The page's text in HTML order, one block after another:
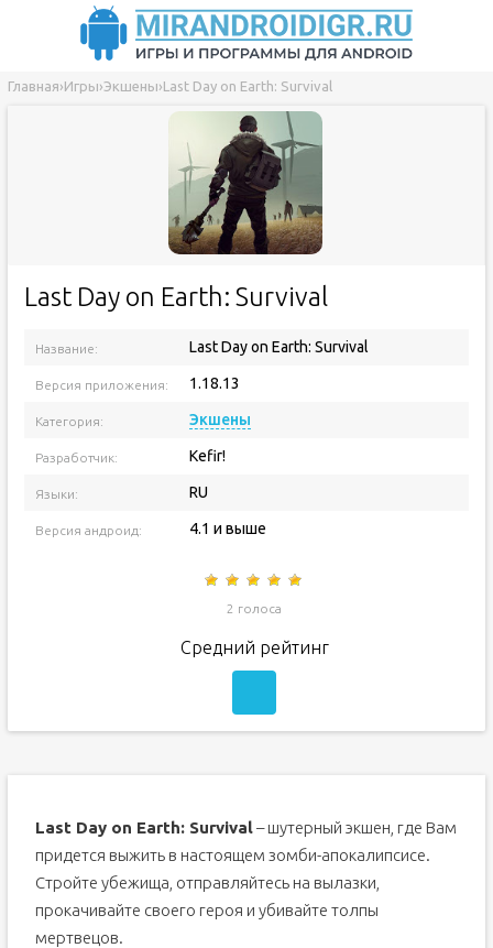
Главная›Игры›Экшены›Last Day on Earth: Survival
Last Day on Earth: Survival
Название: Last Day on Earth: Survival
Версия приложения: 1.18.13
Категория: Экшены
Разработчик: Kefir!
Языки: RU
Версия андроид: 4.1 и выше
2 голоса
Средний рейтинг
Last Day on Earth: Survival– шутерный экшен, где Вам
придется выжить в настоящем зомби-апокалипсисе.
Стройте убежища, отправляйтесь на вылазки,
прокачивайте своего героя и убивайте толпы
мертвецов.